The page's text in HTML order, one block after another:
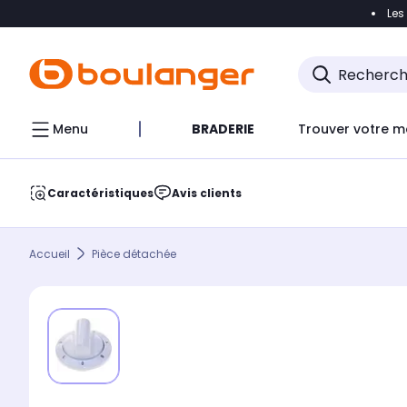
Accéder
Menu BRADERIE Trouver votre
Caractéristiques Avis clients
Accueil Pièce détachée